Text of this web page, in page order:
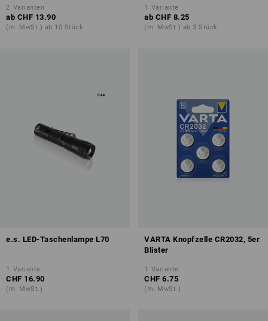
2 Varianten
ab CHF 13.90
(m. MwSt.) ab 10 Stück
1 Variante
ab CHF 8.25
(m. MwSt.) ab 3 Stück
e.s. LED-Taschenlampe L70
1 Variante
CHF 16.90
(m. MwSt.)
VARTA Knopfzelle CR2032, 5er
Blister
1 Variante
CHF 6.75
(m. MwSt.)